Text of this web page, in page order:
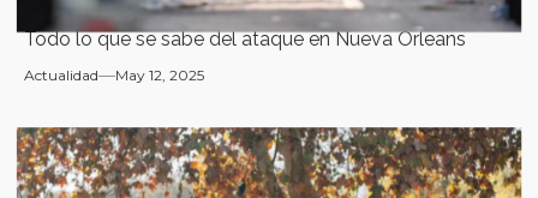
Todo lo que se sabe del ataque en Nueva Orleans
Actualidad May 12, 2025